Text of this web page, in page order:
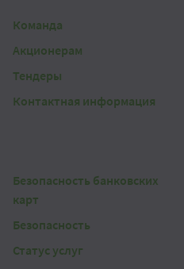
Команда
Акционерам
Тендеры
Контактная информация
Безопасность банковских
карт
Безопасность
Статус услуг